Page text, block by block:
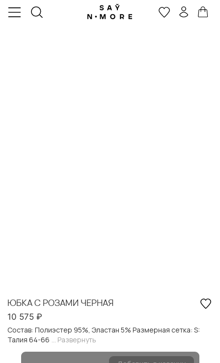
ЮБКА С РОЗАМИ ЧЕРНАЯ
10 575 ₽
Состав: Полиэстер 95%, Эластан 5% Размерная сетка: S:
Талия 64-66
... Развернуть